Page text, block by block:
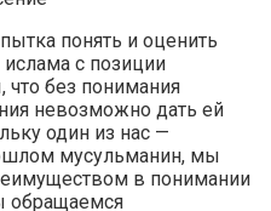
понять и оценить
с позиции
без понимания
невозможно дать ей
один из нас —
мусульманин, мы
в понимании
обращаемся